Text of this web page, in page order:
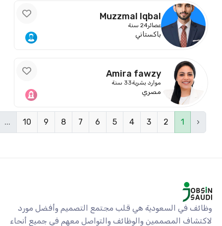
Muzzmal Iqbal
عصائر24 سنة
باكستاني
Amira fawzy
موارد بشرية33 سنة
مصري
‹
1
2
3
4
5
6
7
8
9
10
...
وظائف في السعودية هي قلب مجتمع التصميم وأفضل مورد
لاكتشاف المصممين والوظائف والتواصل معهم في جميع أنحاء